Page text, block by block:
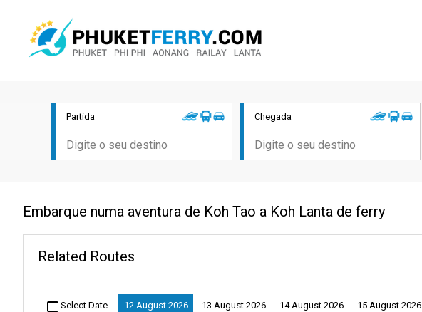
Partida Chegada
Embarque numa aventura de Koh Tao a Koh Lanta de ferry
Related Routes
Select Date 12 August 2026 13 August 2026 14 August 2026 15 August 2026